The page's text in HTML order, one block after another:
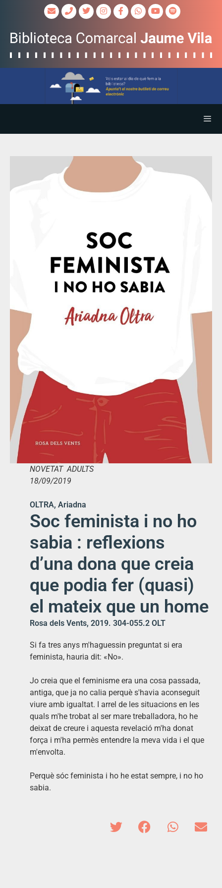
NOVETAT ADULTS
18/09/2019
OLTRA, Ariadna
Soc feminista i no ho
sabia : reflexions
d’una dona que creia
que podia fer (quasi)
el mateix que un home
Rosa dels Vents, 2019. 304-055.2 OLT
Si fa tres anys m'haguessin preguntat si era
feminista, hauria dit: «No».
Jo creia que el feminisme era una cosa passada,
antiga, que ja no calia perquè s'havia aconseguit
viure amb igualtat. I arrel de les situacions en les
quals m'he trobat al ser mare treballadora, ho he
deixat de creure i aquesta revelació m'ha donat
força i m'ha permès entendre la meva vida i el que
m'envolta.
Perquè sóc feminista i ho he estat sempre, i no ho
sabia.